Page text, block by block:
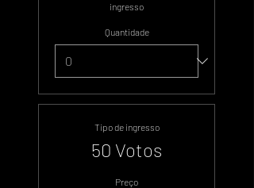
ingresso
Quantidade
Tipo de ingresso
50 Votos
Preço